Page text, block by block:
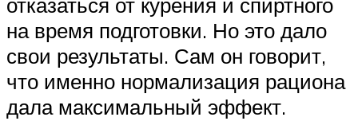
на время подготовки. Но это дало
свои результаты. Сам он говорит,
что именно нормализация рациона
дала максимальный эффект.